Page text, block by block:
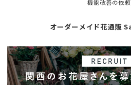
機能改善の依頼
オーダーメイド花通販